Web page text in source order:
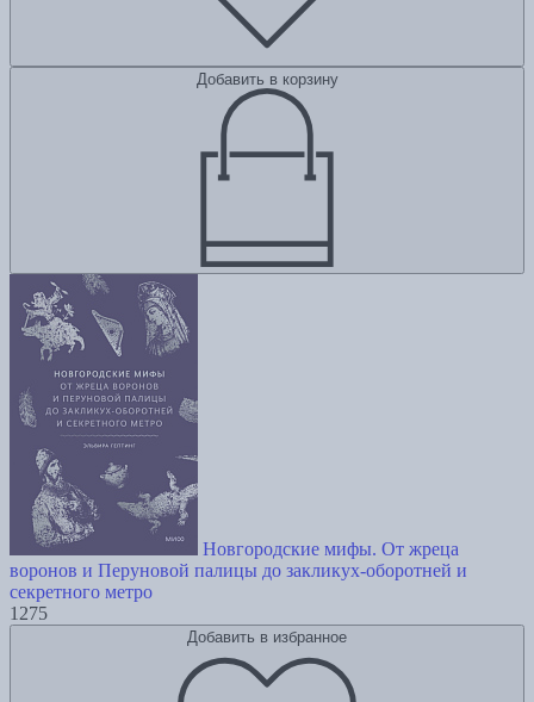
Добавить в корзину
Новгородские мифы. От жреца
воронов и Перуновой палицы до закликух-оборотней и
секретного метро
1275
Добавить в избранное